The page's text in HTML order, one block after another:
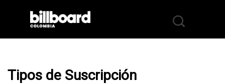
Tipos de Suscripción